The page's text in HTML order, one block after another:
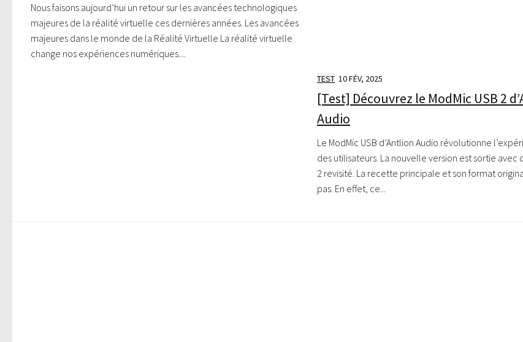
Nous faisons aujourd’hui un retour sur les avancées technologiques
majeures de la réalité virtuelle ces dernières années. Les avancées
majeures dans le monde de la Réalité Virtuelle La réalité virtuelle
change nos expériences numériques....
TEST 10 FÉV, 2025
[Test] Découvrez le ModMic USB 2
Audio
Le ModMic USB d’Antlion Audio révolutionne
des utilisateurs. La nouvelle version est sortie avec
2 revisité. La recette principale et son format
pas. En effet, ce...